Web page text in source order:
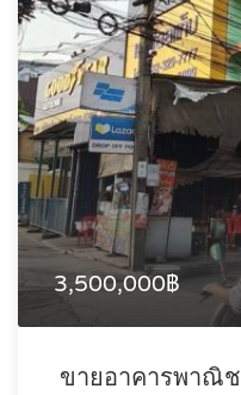
3,500,000฿
ขายอาคารพาณิ